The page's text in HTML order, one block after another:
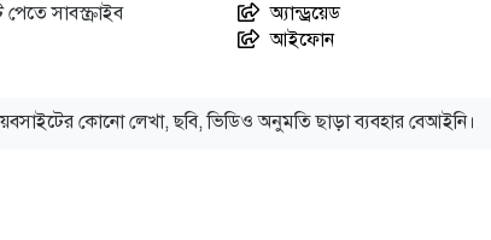
সাবস্ক্রাইব
অ্যান্ড্রয়েড
আইফোন
কোনো লেখা, ছবি, ভিডিও অনুমতি ছাড়া ব্যবহার বেআইনি।